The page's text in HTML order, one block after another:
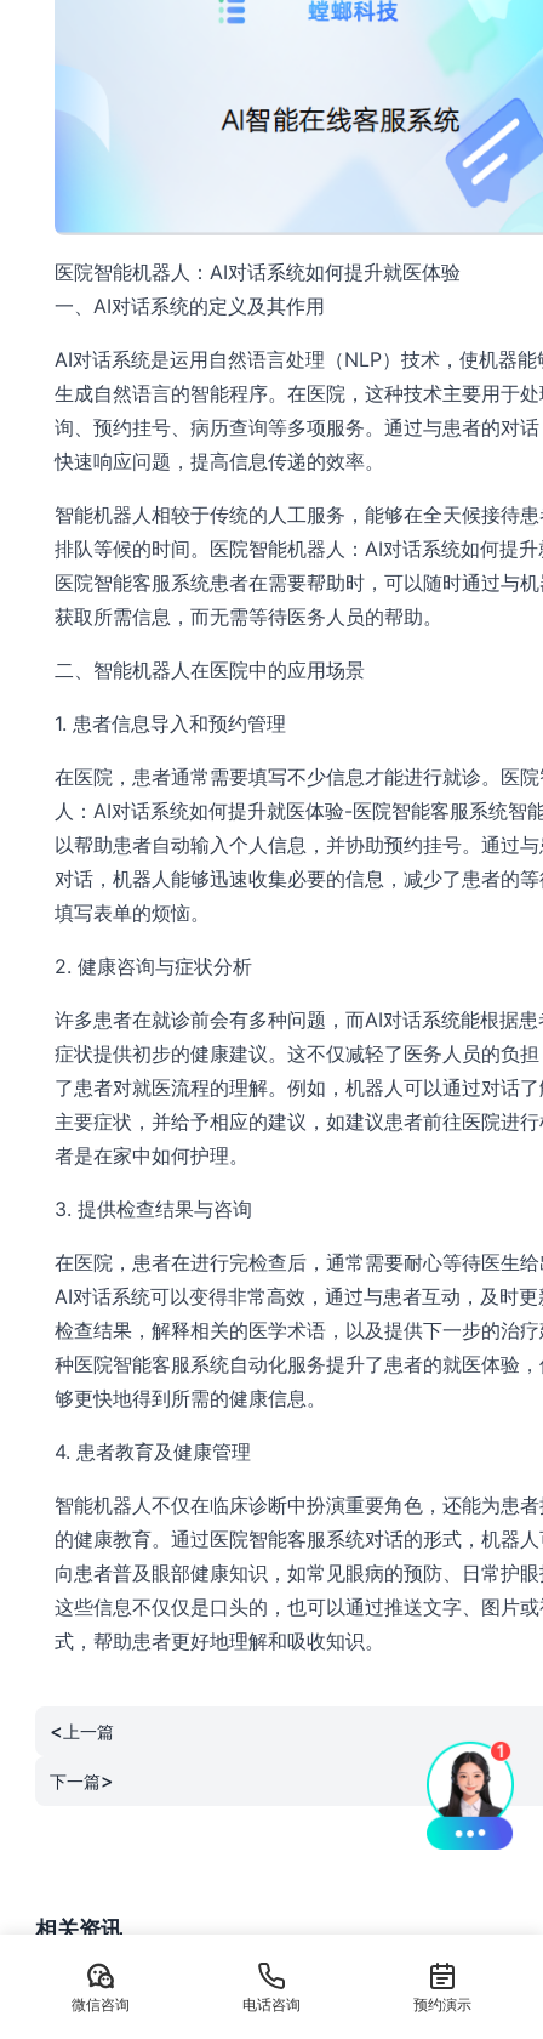
医院智能机器人：AI对话系统如何提升就医体验
一、AI对话系统的定义及其作用
AI对话系统是运用自然语言处理（NLP）技术，使机器能
生成自然语言的智能程序。在医院，这种技术主要用于
询、预约挂号、病历查询等多项服务。通过与患者的对
快速响应问题，提高信息传递的效率。
智能机器人相较于传统的人工服务，能够在全天候接待
排队等候的时间。医院智能机器人：AI对话系统如何提
医院智能客服系统患者在需要帮助时，可以随时通过与
获取所需信息，而无需等待医务人员的帮助。
二、智能机器人在医院中的应用场景
1. 患者信息导入和预约管理
在医院，患者通常需要填写不少信息才能进行就诊。医
人：AI对话系统如何提升就医体验-医院智能客服系统智
以帮助患者自动输入个人信息，并协助预约挂号。通过
对话，机器人能够迅速收集必要的信息，减少了患者的
填写表单的烦恼。
2. 健康咨询与症状分析
许多患者在就诊前会有多种问题，而AI对话系统能根据
症状提供初步的健康建议。这不仅减轻了医务人员的负
了患者对就医流程的理解。例如，机器人可以通过对话
主要症状，并给予相应的建议，如建议患者前往医院进
者是在家中如何护理。
3. 提供检查结果与咨询
在医院，患者在进行完检查后，通常需要耐心等待医生
AI对话系统可以变得非常高效，通过与患者互动，及时
检查结果，解释相关的医学术语，以及提供下一步的治
种医院智能客服系统自动化服务提升了患者的就医体验
够更快地得到所需的健康信息。
4. 患者教育及健康管理
智能机器人不仅在临床诊断中扮演重要角色，还能为患
的健康教育。通过医院智能客服系统对话的形式，机器
向患者普及眼部健康知识，如常见眼病的预防、日常护
这些信息不仅仅是口头的，也可以通过推送文字、图片
式，帮助患者更好地理解和吸收知识。
< 上一篇
下一篇>
相关资讯
私域直播系统-螳螂SCRM私域直播平台
微信咨询 电话咨询 预约演示